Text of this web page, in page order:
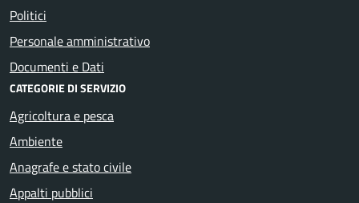
Politici
Personale amministrativo
Documenti e Dati
CATEGORIE DI SERVIZIO
Agricoltura e pesca
Ambiente
Anagrafe e stato civile
Appalti pubblici